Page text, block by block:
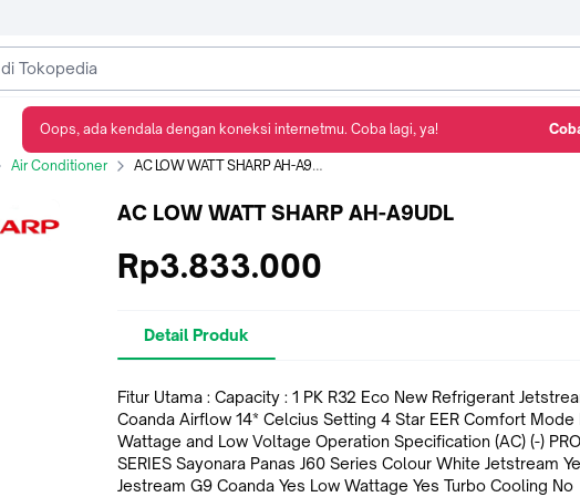
Air Conditioner AC LOW WATT SHARP AH-A9UDL
AC LOW WATT SHARP AH-A9UDL
Rp3.833.000
Detail Produk
Fitur Utama : Capacity : 1 PK R32 Eco New Refrigerant Jetstream G9
Coanda Airflow 14* Celcius Setting 4 Star EER Comfort Mode Low
Wattage and Low Voltage Operation Specification (AC) (-) PRODUCT
SERIES Sayonara Panas J60 Series Colour White Jetstream
Jestream G9 Coanda Yes Low Wattage Yes Turbo Cooling No
Oops, ada kendala dengan koneksi internetmu. Coba lagi, ya!